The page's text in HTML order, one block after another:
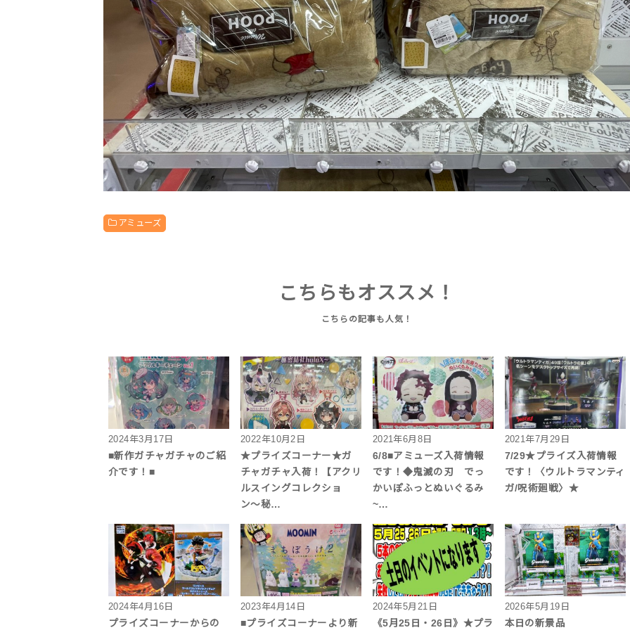
アミューズ
こちらもオススメ！
2024年3月17日
■新作ガチャガチャのご紹
介です！■
2022年10月2日
★プライズコーナー★ガ
チャガチャ入荷！【アクリ
ルスイングコレクショ
ン〜秘…
2021年6月8日
6/8■アミューズ入荷情報
です！◆鬼滅の刃 でっ
かいぽふっとぬいぐるみ
~…
2021年7月29日
7/29★プライズ入荷情報
です！〈ウルトラマンティ
ガ/呪術廻戦〉★
2024年4月16日
プライズコーナーからの
2023年4月14日
■プライズコーナーより新
2024年5月21日
《5月25日・26日》★プラ
2026年5月19日
本日の新景品